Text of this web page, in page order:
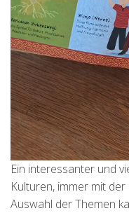
Ein interessanter und
Kulturen, immer mit
Auswahl der Themen